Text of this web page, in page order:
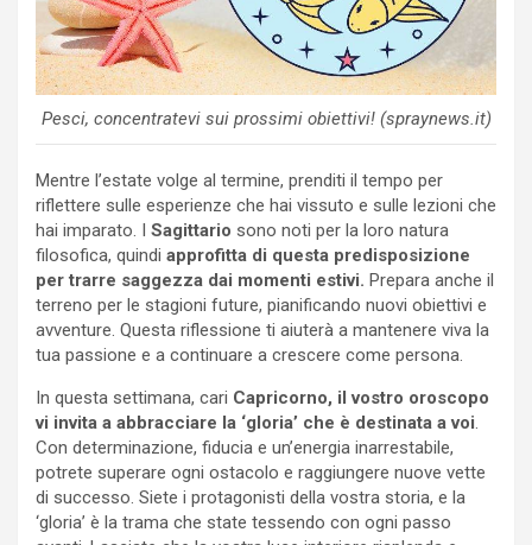
Pesci, concentratevi sui prossimi obiettivi! (spraynews.it)
Mentre l’estate volge al termine, prenditi il tempo per
riflettere sulle esperienze che hai vissuto e sulle lezioni che
hai imparato. I Sagittario sono noti per la loro natura
filosofica, quindi approfitta di questa predisposizione
per trarre saggezza dai momenti estivi. Prepara anche il
terreno per le stagioni future, pianificando nuovi obiettivi e
avventure. Questa riflessione ti aiuterà a mantenere viva la
tua passione e a continuare a crescere come persona.
In questa settimana, cari Capricorno, il vostro oroscopo
vi invita a abbracciare la ‘gloria’ che è destinata a voi
Con determinazione, fiducia e un’energia inarrestabile,
potrete superare ogni ostacolo e raggiungere nuove vette
di successo. Siete i protagonisti della vostra storia, e la
‘gloria’ è la trama che state tessendo con ogni passo